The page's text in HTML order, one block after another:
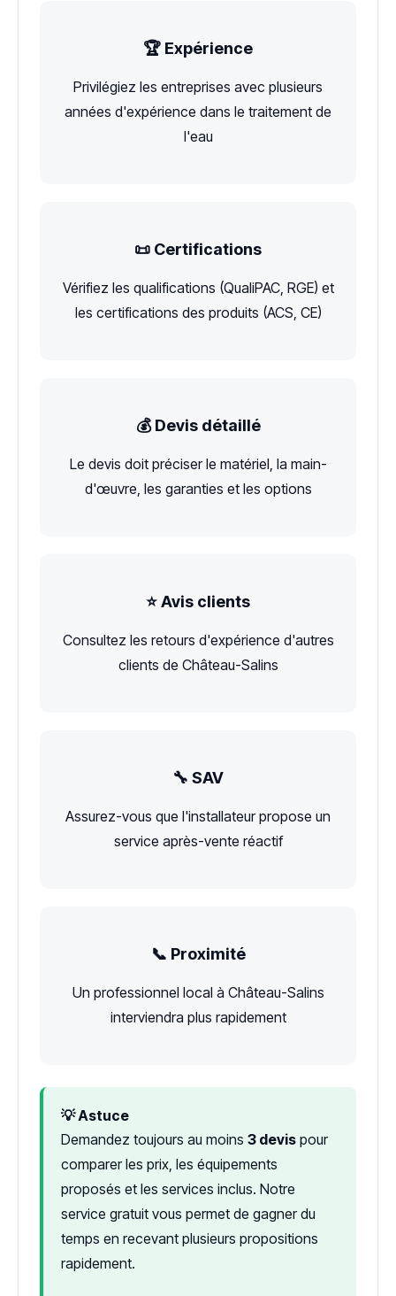
🏆 Expérience
Privilégiez les entreprises avec plusieurs
années d'expérience dans le traitement de
l'eau
📜 Certifications
Vérifiez les qualifications (QualiPAC, RGE) et
les certifications des produits (ACS, CE)
💰 Devis détaillé
Le devis doit préciser le matériel, la main-
d'œuvre, les garanties et les options
⭐ Avis clients
Consultez les retours d'expérience d'autres
clients de Château-Salins
🔧 SAV
Assurez-vous que l'installateur propose un
service après-vente réactif
📞 Proximité
Un professionnel local à Château-Salins
interviendra plus rapidement
💡 Astuce
Demandez toujours au moins 3 devis pour
comparer les prix, les équipements
proposés et les services inclus. Notre
service gratuit vous permet de gagner du
temps en recevant plusieurs propositions
rapidement.